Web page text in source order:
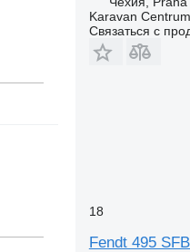
Karavan
Связаться с
18
Fendt 495